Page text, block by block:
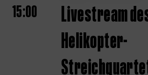
15:00
Livestream
Helikopter-